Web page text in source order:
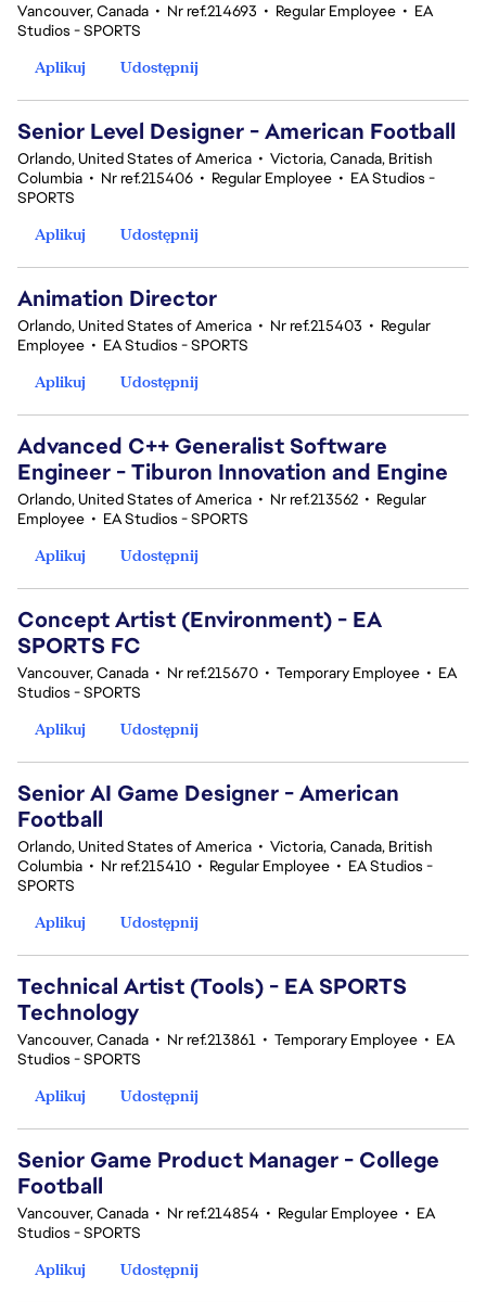
Vancouver, Canada • Nr ref.214693 • Regular Employee • EA
Studios - SPORTS
Aplikuj
Udostępnij
Senior Level Designer - American Football
Orlando, United States of America • Victoria, Canada, British
Columbia • Nr ref.215406 • Regular Employee • EA Studios -
SPORTS
Aplikuj
Udostępnij
Animation Director
Orlando, United States of America • Nr ref.215403 • Regular
Employee • EA Studios - SPORTS
Aplikuj
Udostępnij
Advanced C++ Generalist Software
Engineer - Tiburon Innovation and Engine
Orlando, United States of America • Nr ref.213562 • Regular
Employee • EA Studios - SPORTS
Aplikuj
Udostępnij
Concept Artist (Environment) - EA
SPORTS FC
Vancouver, Canada • Nr ref.215670 • Temporary Employee • EA
Studios - SPORTS
Aplikuj
Udostępnij
Senior AI Game Designer - American
Football
Orlando, United States of America • Victoria, Canada, British
Columbia • Nr ref.215410 • Regular Employee • EA Studios -
SPORTS
Aplikuj
Udostępnij
Technical Artist (Tools) - EA SPORTS
Technology
Vancouver, Canada • Nr ref.213861 • Temporary Employee • EA
Studios - SPORTS
Aplikuj
Udostępnij
Senior Game Product Manager - College
Football
Vancouver, Canada • Nr ref.214854 • Regular Employee • EA
Studios - SPORTS
Aplikuj
Udostępnij